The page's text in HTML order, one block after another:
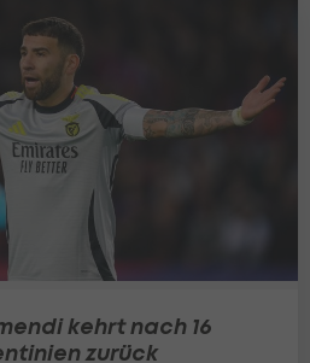
kehrt nach 16
zurück